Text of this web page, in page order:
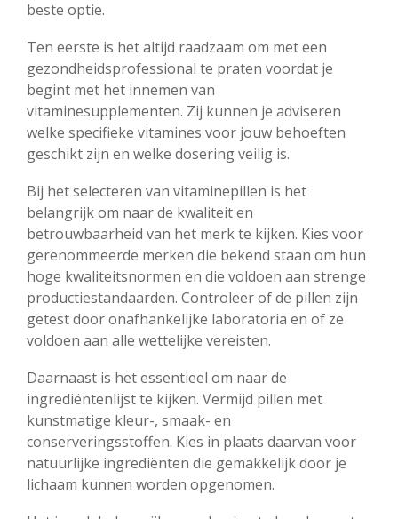
beste optie.
Ten eerste is het altijd raadzaam om met een
gezondheidsprofessional te praten voordat je
begint met het innemen van
vitaminesupplementen. Zij kunnen je adviseren
welke specifieke vitamines voor jouw behoeften
geschikt zijn en welke dosering veilig is.
Bij het selecteren van vitaminepillen is het
belangrijk om naar de kwaliteit en
betrouwbaarheid van het merk te kijken. Kies voor
gerenommeerde merken die bekend staan om hun
hoge kwaliteitsnormen en die voldoen aan strenge
productiestandaarden. Controleer of de pillen zijn
getest door onafhankelijke laboratoria en of ze
voldoen aan alle wettelijke vereisten.
Daarnaast is het essentieel om naar de
ingrediëntenlijst te kijken. Vermijd pillen met
kunstmatige kleur-, smaak- en
conserveringsstoffen. Kies in plaats daarvan voor
natuurlijke ingrediënten die gemakkelijk door je
lichaam kunnen worden opgenomen.